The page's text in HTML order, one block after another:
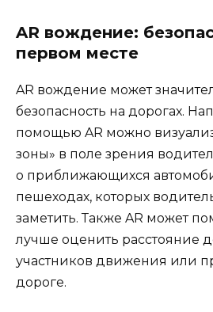
AR вождение:
первом месте
AR вождение может
безопасность на дорогах.
помощью AR можно
зоны» в поле зрения
о приближающихся
пешеходах, которых
заметить. Также AR может
лучше оценить расстояние
участников движения или
дороге.